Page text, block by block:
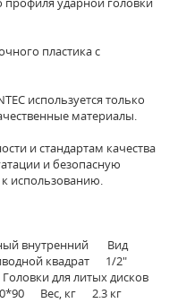
пластика с
используется только
материалы.
и стандартам качества
и безопасную
использованию.
внутренний Вид
квадрат 1/2"
для литых дисков
Вес, кг 2.3 кг